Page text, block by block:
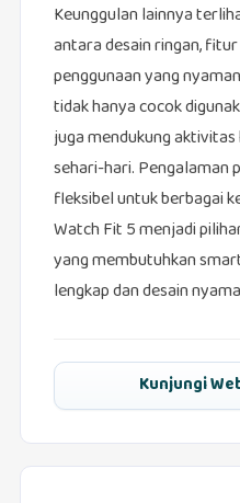
Keunggulan lainnya
antara desain ringan,
penggunaan yang
tidak hanya cocok
juga mendukung
sehari-hari. Pengalaman
fleksibel untuk berbagai
Watch Fit 5 menjadi
yang membutuhkan
lengkap dan desain
Kunjungi